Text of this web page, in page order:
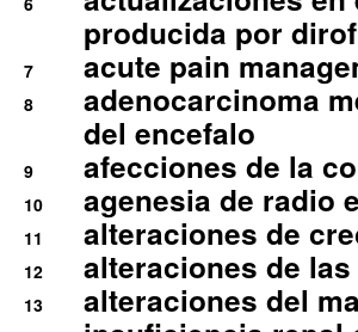
producida por
7 acute pain
8
adenocarcinoma
del encefalo
9 afecciones de la
10 agenesia de radio
11 alteraciones de
12 alteraciones de
13
alteraciones del